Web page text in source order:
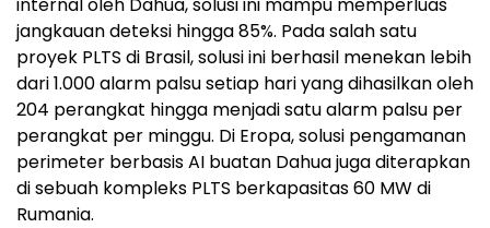
jangkauan deteksi hingga 85%. Pada salah satu
proyek PLTS di Brasil, solusi ini berhasil menekan lebih
dari 1.000 alarm palsu setiap hari yang dihasilkan oleh
204 perangkat hingga menjadi satu alarm palsu per
perangkat per minggu. Di Eropa, solusi pengamanan
perimeter berbasis AI buatan Dahua juga diterapkan
di sebuah kompleks PLTS berkapasitas 60 MW di
Rumania.